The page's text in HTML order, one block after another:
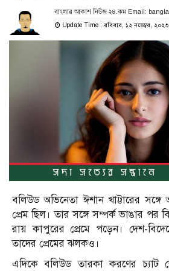
বাংলার আকাশ নিউজ ২৪.কম Email:
Update Time : রবিবার, ১২ নভেম্বর, ২০২৩
বলিউড অভিনেতা ঈশান খাট্টারের সঙ্গে
প্রেম ছিল। তার সঙ্গে সম্পর্ক ভাঙার পর
রায় কাপুরের প্রেমে পড়েন। দেশ-
তাদের প্রেমের ঝলকও।
এদিকে বলিউড তারকা করণের